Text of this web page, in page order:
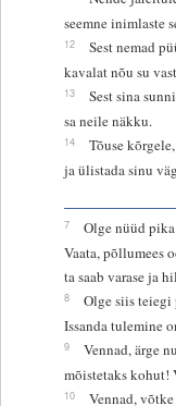
seemne inimlaste
12
Sest nemad
kavalat nõu su
13
Sest sina
sa neile näkku.
14
Tõuse
ja ülistada sinu
7
Olge nüüd
Vaata, põllumees
ta saab varase ja
8
Olge siis teiegi
Issanda tulemine
9
Vennad, ärge
mõistetaks kohut!
10 Vennad,